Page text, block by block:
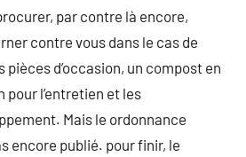
par contre là encore,
contre vous dans le cas de
d’occasion, un compost en
pour l’entretien et les
Mais le ordonnance
encore publié. pour finir, le